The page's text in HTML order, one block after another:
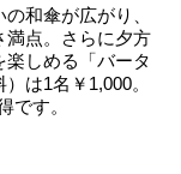
和傘が広がり、
満点。さらに夕方
しめる「バータ
は1名￥1,000。
です。